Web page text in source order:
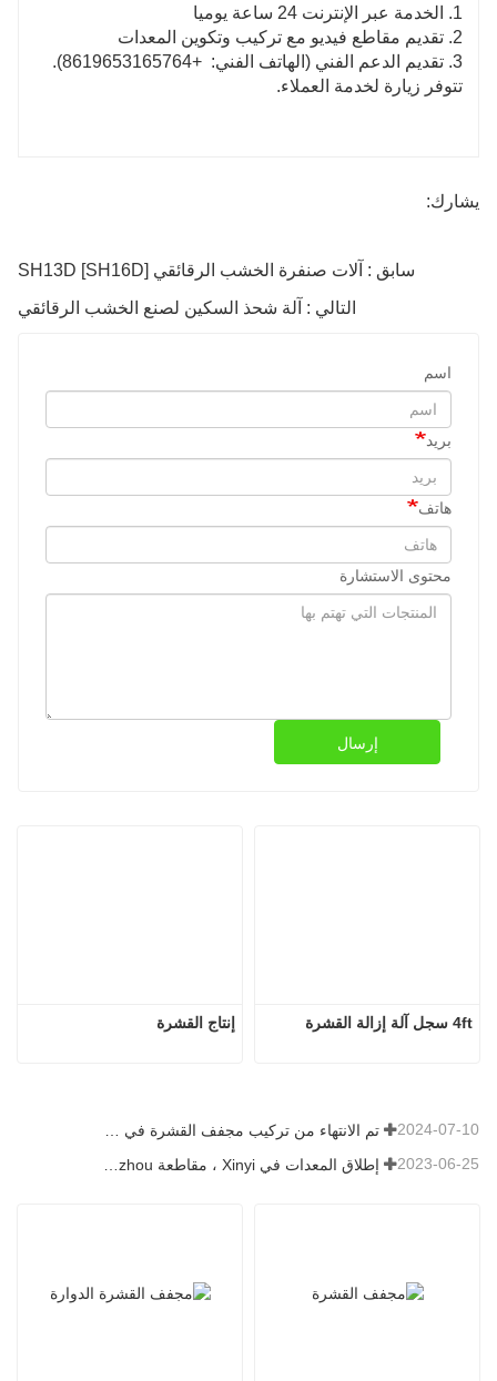
1. الخدمة عبر الإنترنت 24 ساعة يوميا
2. تقديم مقاطع فيديو مع تركيب وتكوين المعدات
3. تقديم الدعم الفني (الهاتف الفني:
+8619653165764).
تتوفر زيارة لخدمة العملاء.
يشارك:
سابق : آلات صنفرة الخشب الرقائقي SH13D [SH16D]
التالي : آلة شحذ السكين لصنع الخشب الرقائقي
اسم
بريد
هاتف
محتوى الاستشارة
إرسال
إنتاج القشرة 4ft سجل آلة إزالة القشرة
2024-07-10
إطلاق المعدات في Xinyi ، مقاطعة Guizhou ، الصين 2023-06-25